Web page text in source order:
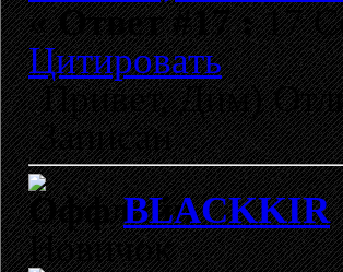
«Ответ #17 :17
Цитировать
Привет, Дим)
Записан
BLACKKIR
Новичок